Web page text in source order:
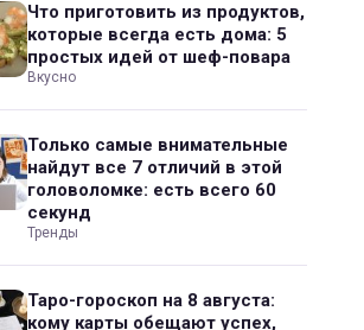
Что приготовить из продуктов,
которые всегда есть дома: 5
простых идей от шеф-повара
Вкусно
Только самые внимательные
найдут все 7 отличий в этой
головоломке: есть всего 60
секунд
Тренды
Таро-гороскоп на 8 августа:
кому карты обещают успех,